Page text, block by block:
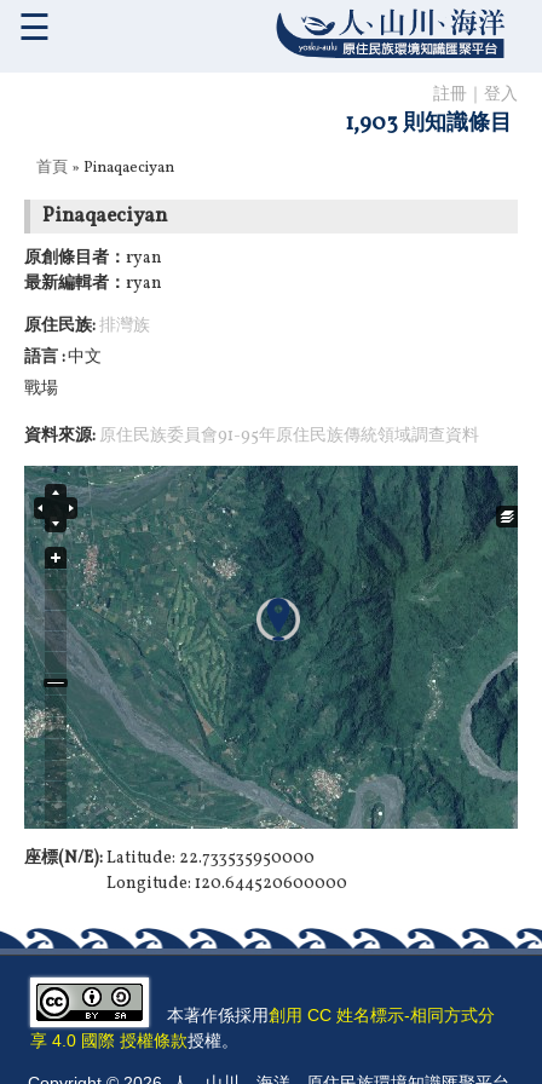
註冊 登入
1,903 則知識條目
☰
您在這裡
首頁 » Pinaqaeciyan
Pinaqaeciyan
原創條目者： ryan
最新編輯者： ryan
原住民族:排灣族
語言 中文
戰場
資料來源: 原住民族委員會91-95年原住民族傳統領域調查資料
座標(N/E):Latitude: 22.733535950000
Longitude: 120.644520600000
本著作係採用創用 CC 姓名標示-相同方式分
享 4.0 國際 授權條款授權。